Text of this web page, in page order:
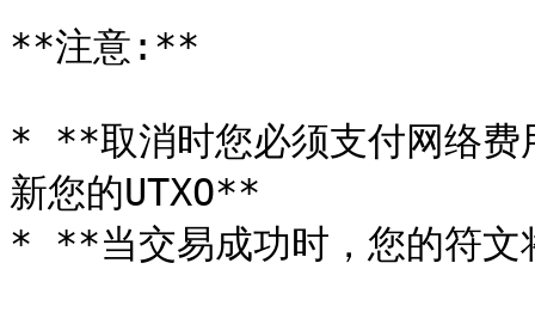
**注意:**
* **取消时您必须支付网络费
新您的UTXO**
* **当交易成功时，您的符文